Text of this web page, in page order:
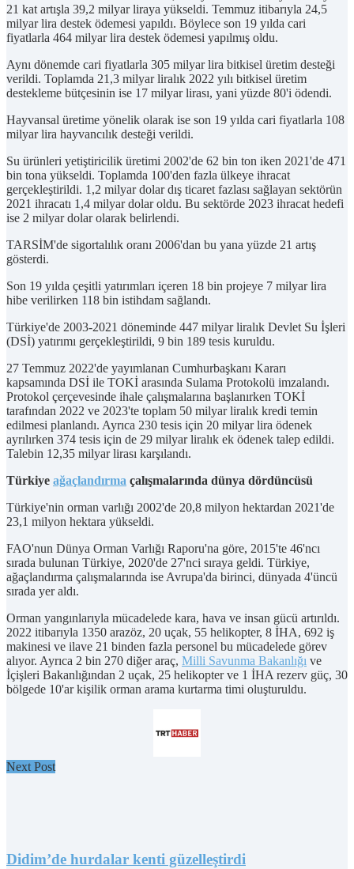
21 kat artışla 39,2 milyar liraya yükseldi. Temmuz itibarıyla 24,5
milyar lira destek ödemesi yapıldı. Böylece son 19 yılda cari
fiyatlarla 464 milyar lira destek ödemesi yapılmış oldu.
Aynı dönemde cari fiyatlarla 305 milyar lira bitkisel üretim desteği
verildi. Toplamda 21,3 milyar liralık 2022 yılı bitkisel üretim
destekleme bütçesinin ise 17 milyar lirası, yani yüzde 80'i ödendi.
Hayvansal üretime yönelik olarak ise son 19 yılda cari fiyatlarla 108
milyar lira hayvancılık desteği verildi.
Su ürünleri yetiştiricilik üretimi 2002'de 62 bin ton iken 2021'de 471
bin tona yükseldi. Toplamda 100'den fazla ülkeye ihracat
gerçekleştirildi. 1,2 milyar dolar dış ticaret fazlası sağlayan sektörün
2021 ihracatı 1,4 milyar dolar oldu. Bu sektörde 2023 ihracat hedefi
ise 2 milyar dolar olarak belirlendi.
TARSİM'de sigortalılık oranı 2006'dan bu yana yüzde 21 artış
gösterdi.​​​​​​​
Son 19 yılda çeşitli yatırımları içeren 18 bin projeye 7 milyar lira
hibe verilirken 118 bin istihdam sağlandı.
Türkiye'de 2003-2021 döneminde 447 milyar liralık Devlet Su İşleri
(DSİ) yatırımı gerçekleştirildi, 9 bin 189 tesis kuruldu.
27 Temmuz 2022'de yayımlanan Cumhurbaşkanı Kararı
kapsamında DSİ ile TOKİ arasında Sulama Protokolü imzalandı.
Protokol çerçevesinde ihale çalışmalarına başlanırken TOKİ
tarafından 2022 ve 2023'te toplam 50 milyar liralık kredi temin
edilmesi planlandı. Ayrıca 230 tesis için 20 milyar lira ödenek
ayrılırken 374 tesis için de 29 milyar liralık ek ödenek talep edildi.
Talebin 12,35 milyar lirası karşılandı.
Türkiye ağaçlandırma çalışmalarında dünya dördüncüsü
Türkiye'nin orman varlığı 2002'de 20,8 milyon hektardan 2021'de
23,1 milyon hektara yükseldi.
FAO'nun Dünya Orman Varlığı Raporu'na göre, 2015'te 46'ncı
sırada bulunan Türkiye, 2020'de 27'nci sıraya geldi. Türkiye,
ağaçlandırma çalışmalarında ise Avrupa'da birinci, dünyada 4'üncü
sırada yer aldı.
Orman yangınlarıyla mücadelede kara, hava ve insan gücü artırıldı.
2022 itibarıyla 1350 arazöz, 20 uçak, 55 helikopter, 8 İHA, 692 iş
makinesi ve ilave 21 binden fazla personel bu mücadelede görev
alıyor. Ayrıca 2 bin 270 diğer araç, Milli Savunma Bakanlığı ve
İçişleri Bakanlığından 2 uçak, 25 helikopter ve 1 İHA rezerv güç, 30
bölgede 10'ar kişilik orman arama kurtarma timi oluşturuldu.
Next Post
Didim’de hurdalar kenti güzelleştirdi